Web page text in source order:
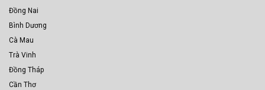
Đồng Nai
Bình Dương
Cà Mau
Trà Vinh
Đồng Tháp
Cần Thơ